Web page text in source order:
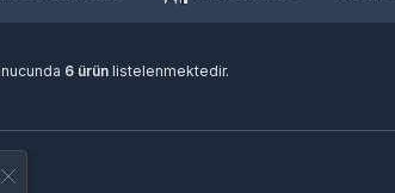
6 ürünlistelenmektedir.